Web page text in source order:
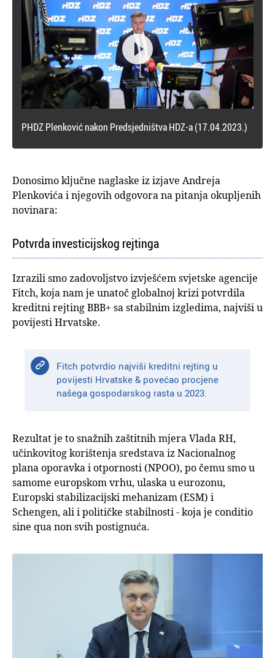

PHDZ Plenković nakon Predsjedništva HDZ-a (17.04.2023.)
Donosimo ključne naglaske iz izjave Andreja
Plenkovića i njegovih odgovora na pitanja okupljenih
novinara:
Potvrda investicijskog rejtinga
Izrazili smo zadovoljstvo izvješćem svjetske agencije
Fitch, koja nam je unatoč globalnoj krizi potvrdila
kreditni rejting BBB+ sa stabilnim izgledima, najviši u
povijesti Hrvatske.
Fitch potvrdio najviši kreditni rejting u
povijesti Hrvatske & povećao procjene
našega gospodarskog rasta u 2023.
Rezultat je to snažnih zaštitnih mjera Vlada RH,
učinkovitog korištenja sredstava iz Nacionalnog
plana oporavka i otpornosti (NPOO), po čemu smo u
samome europskom vrhu, ulaska u eurozonu,
Europski stabilizacijski mehanizam (ESM) i
Schengen, ali i političke stabilnosti - koja je conditio
sine qua non svih postignuća.